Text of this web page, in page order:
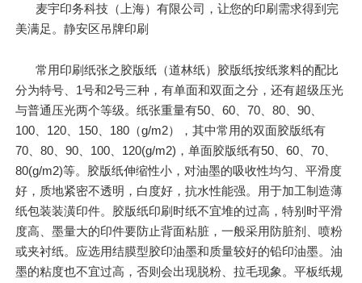
麦宇印务科技（上海）有限公司，让您的印刷需求得到完
美满足。静安区吊牌印刷
常用印刷纸张之胶版纸（道林纸）胶版纸按纸浆料的配比
分为特号、1号和2号三种，有单面和双面之分，还有超级压光
与普通压光两个等级。纸张重量有50、60、70、80、90、
100、120、150、180（g/m2），其中常用的双面胶版纸有
70、80、90、100、120(g/m2)，单面胶版纸有50、60、70、
80(g/m2)等。胶版纸伸缩性小，对油墨的吸收性均匀、平滑度
好，质地紧密不透明，白度好，抗水性能强。用于加工制造薄
纸包装装潢印件。胶版纸印刷时纸不宜堆的过高，特别时平滑
度高、墨量大的印件要防止背面粘脏，一般采用防脏剂、喷粉
或夹衬纸。应选用结膜型胶印油墨和质量较好的铅印油墨。油
墨的粘度也不宜过高，否则会出现脱粉、拉毛现象。平板纸规